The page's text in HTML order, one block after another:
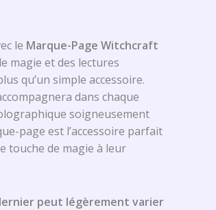
le Marque-Page Witchcraft
magie et des lectures
qu’un simple accessoire.
dans chaque
soigneusement
page est l’accessoire parfait
touche de magie à leur
peut légèrement varier